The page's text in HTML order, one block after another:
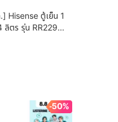
Hisense ตู้เย็น 1
ตร รุ่น RR229D4
-50%